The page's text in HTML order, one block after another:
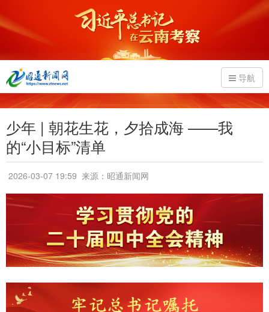
导航
少年 | 朝花生花，夕拾成海 ——我
的“小目标”清单
2026-03-07 19:59 来源：昭通新闻网